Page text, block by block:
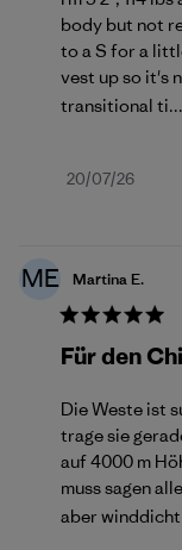
body but not
to a S for a
vest up so it's
transitional ti...
Data
20/07/26
ME Martina E.
Für den
Die Weste ist
trage sie
auf 4000 m
muss sagen
aber